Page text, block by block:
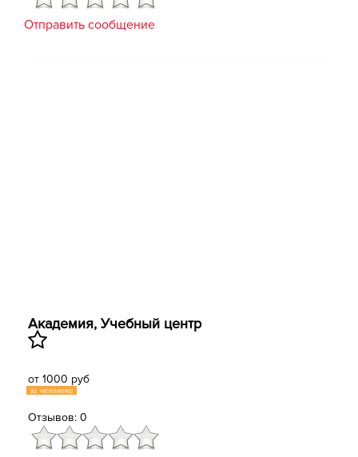
Отправить сообщение
Академия, Учебный центр
от 1000 руб
за человека
Отзывов: 0